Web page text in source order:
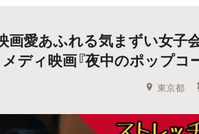
人気のプロジェクト 新着プロジ
ら探す タグから探す キュレーター
画愛あふれる気まずい女子
ディ映画『夜中のポップコ
東京都